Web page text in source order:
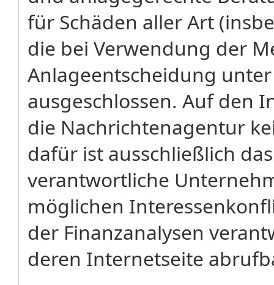
für Schäden aller Art
die bei Verwendung der
Anlageentscheidung
ausgeschlossen. Auf den
die Nachrichtenagentur
dafür ist ausschließlich
verantwortliche
möglichen
der Finanzanalysen
deren Internetseite